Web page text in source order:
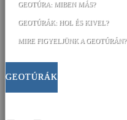
GEOTÚRÁK
GEOTÚRA: MIBEN MÁS?
GEOTÚRÁK: HOL ÉS KIVEL?
MIRE FIGYELJÜNK A GEOTÚRÁN?